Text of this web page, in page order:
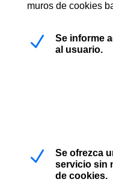
muros de cookies
N
Se informe
al usuario.
N
Se ofrezca
servicio sin
de cookies.